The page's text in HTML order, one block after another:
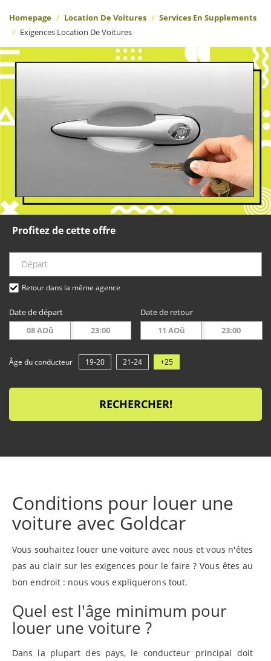
Homepage Location De Voitures
Services En Supplements
Exigences Location De Voitures
Profitez de cette offre
Retour dans la même agence
Date de départ
08 AOû
23:00
Date de retour
11 AOû
23:00
Âge du conducteur 19-20 21-24 +25
RECHERCHER!
Conditions pour louer une
voiture avec Goldcar
Vous souhaitez louer une voiture avec nous et vous n'êtes
pas au clair sur les exigences pour le faire ? Vous êtes au
bon endroit : nous vous expliquerons tout.
Quel est l'âge minimum pour
louer une voiture ?
Dans la plupart des pays, le conducteur principal doit